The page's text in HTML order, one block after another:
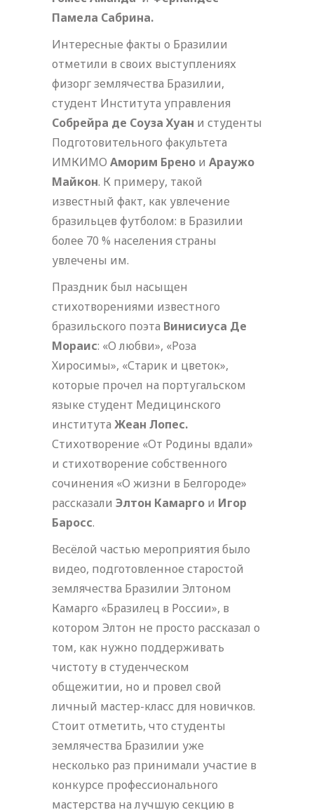
Памела Сабрина.
Интересные факты о Бразилии
отметили в своих выступлениях
физорг землячества Бразилии,
студент Института управления
Собрейра де Соуза Хуан и студенты
Подготовительного факультета
ИМКИМО Аморим Брено и Араужо
Майкон. К примеру, такой
известный факт, как увлечение
бразильцев футболом: в Бразилии
более 70 % населения страны
увлечены им.
Праздник был насыщен
стихотворениями известного
бразильского поэта Винисиуса Де
Мораис: «О любви», «Роза
Хиросимы», «Старик и цветок»,
которые прочел на португальском
языке студент Медицинского
института Жеан Лопес.
Стихотворение «От Родины вдали»
и стихотворение собственного
сочинения «О жизни в Белгороде»
рассказали Элтон Камарго и Игор
Баросс.
Весёлой частью мероприятия было
видео, подготовленное старостой
землячества Бразилии Элтоном
Камарго «Бразилец в России», в
котором Элтон не просто рассказал о
том, как нужно поддерживать
чистоту в студенческом
общежитии, но и провел свой
личный мастер-класс для новичков.
Стоит отметить, что студенты
землячества Бразилии уже
несколько раз принимали участие в
конкурсе профессионального
мастерства на лучшую секцию в